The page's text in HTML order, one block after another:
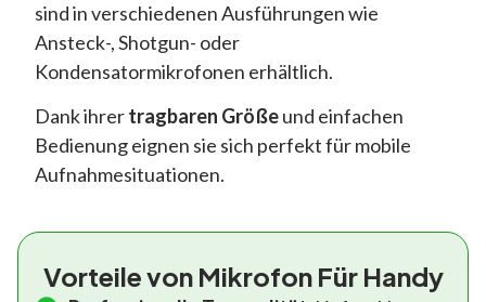
sind in verschiedenen Ausführungen wie
Ansteck-, Shotgun- oder
Kondensatormikrofonen erhältlich.
Dank ihrertragbaren Größeund einfachen
Bedienung eignen sie sich perfekt für mobile
Aufnahmesituationen.
Vorteile von Mikrofon Für Handy